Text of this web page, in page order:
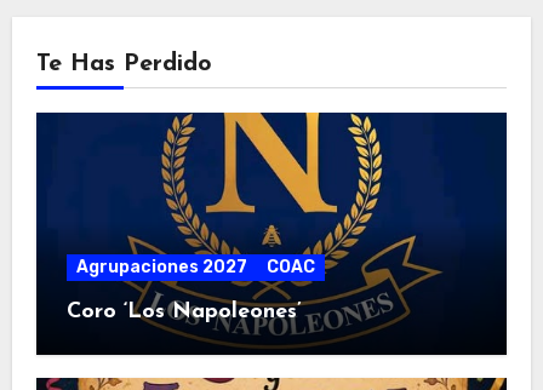
Te Has Perdido
Agrupaciones 2027 COAC
Coro ‘Los Napoleones’